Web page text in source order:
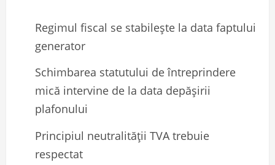
Regimul fiscal se stabilește la data faptului
generator
Schimbarea statutului de întreprindere
mică intervine de la data depășirii
plafonului
Principiul neutralității TVA trebuie
respectat